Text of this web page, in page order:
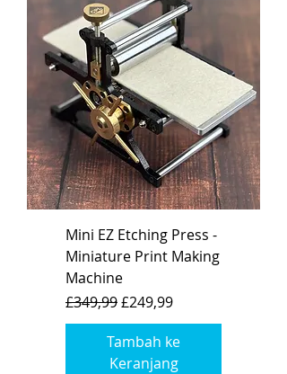
Mini EZ Etching Press -
Miniature Print Making
Machine
Harga Reguler
£349,99Harga Promosi
£249,99
Tambah ke
Keranjang